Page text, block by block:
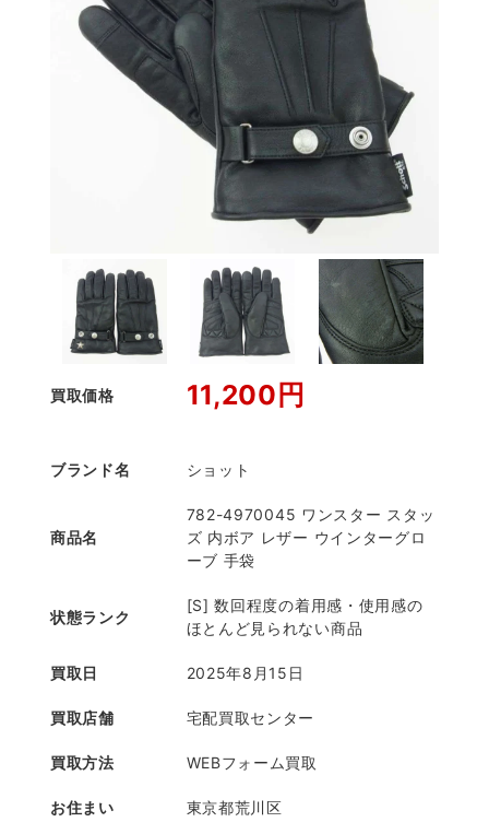
買取価格 11,200円
ブランド名 ショット
商品名
782-4970045 ワンスター スタッ
ズ 内ボア レザー ウインターグロ
ーブ 手袋
状態ランク
[S] 数回程度の着用感・使用感の
ほとんど見られない商品
買取日 2025年8月15日
買取店舗 宅配買取センター
買取方法 WEBフォーム買取
お住まい 東京都荒川区